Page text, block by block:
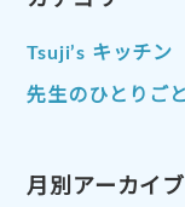
Tsuji’s キッチン
先生のひとりごと
月別アーカイブ